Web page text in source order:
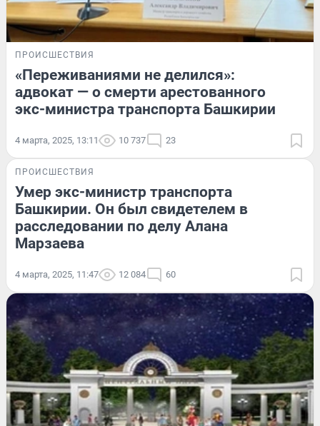
ПРОИСШЕСТВИЯ
«Переживаниями не делился»:
адвокат — о смерти арестованного
экс-министра транспорта Башкирии
4 марта, 2025, 13:11 10 737 23
ПРОИСШЕСТВИЯ
Умер экс-министр транспорта
Башкирии. Он был свидетелем в
расследовании по делу Алана
Марзаева
4 марта, 2025, 11:47 12 084 60